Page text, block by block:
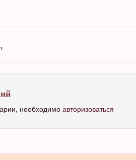
необходимо авторизоваться